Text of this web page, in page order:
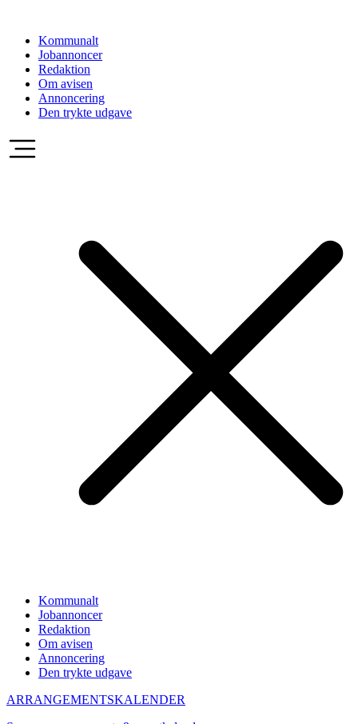
indholdKommunalt
Jobannoncer
Redaktion
Om avisen
Annoncering
Den trykte udgave
Kommunalt
Jobannoncer
Redaktion
Om avisen
Annoncering
Den trykte udgave
ARRANGEMENTSKALENDER